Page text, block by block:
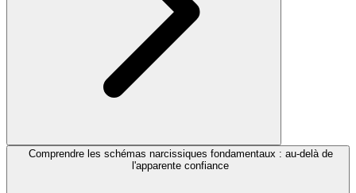
Comprendre les schémas narcissiques fondamentaux : au-delà de
l'apparente confiance